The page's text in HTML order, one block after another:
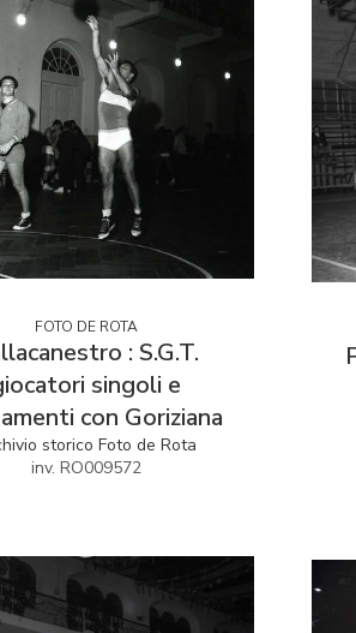
FOTO DE ROTA
: S.G.T.
singoli e
con Goriziana
storico Foto de Rota
inv. RO009572